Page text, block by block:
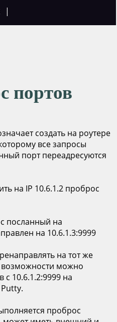
|
портов
создать на роутере
все запросы
порт переадресуются
на IP 10.6.1.2 проброс
посланный на
на 10.6.1.3:9999
на тот же
можно
с 10.6.1.2:9999 на
проброс